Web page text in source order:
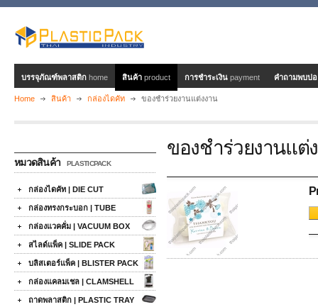
บรรจุภัณฑ์พลาสติก home สินค้า product การชำระเงิน payment คำถามพบบ่
Home สินค้า กล่องไดคัท ของชำร่วยงานแต่งงาน
หมวดสินค้า PLASTICPACK
กล่องไดคัท | DIE CUT
กล่องทรงกระบอก | TUBE
กล่องแวคคั่ม | VACUUM BOX
สไลด์แพ็ค | SLIDE PACK
บลิสเตอร์แพ็ค | BLISTER PACK
กล่องแคลมเชล | CLAMSHELL
ถาดพลาสติก | PLASTIC TRAY
ของชำร่วยงานแต่